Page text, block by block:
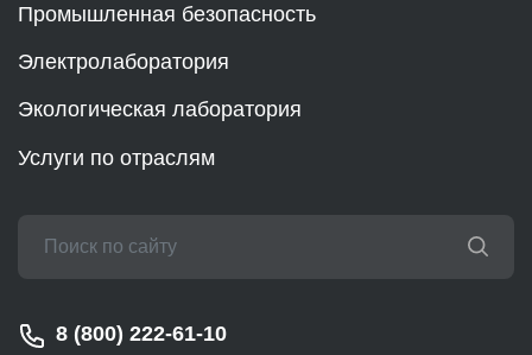
Промышленная безопасность
Электролаборатория
Экологическая лаборатория
Услуги по отраслям
8 (800) 222-61-10